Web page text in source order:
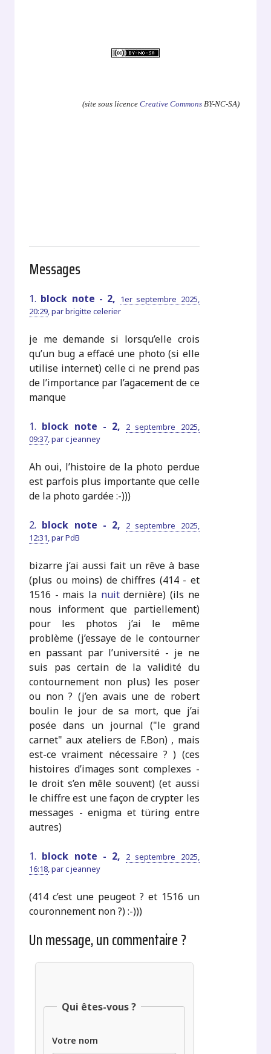
(site sous licence Creative CommonsBY-NC-SA)
Messages
1. block note - 2, 1er septembre 2025,
20:29,parbrigitte celerier
je me demande si lorsqu’elle crois
qu’un bug a effacé une photo (si elle
utilise internet) celle ci ne prend pas
de l’importance par l’agacement de ce
manque
1. block note - 2,
2 septembre 2025,
09:37,parc jeanney
Ah oui, l’histoire de la photo perdue
est parfois plus importante que celle
de la photo gardée :-)))
2. block note - 2,
2 septembre 2025,
12:31,parPdB
bizarre j’ai aussi fait un rêve à base
(plus ou moins) de chiffres (414 - et
1516 - mais la nuitdernière) (ils ne
nous informent que partiellement)
pour les photos j’ai le même
problème (j’essaye de le contourner
en passant par l’université - je ne
suis pas certain de la validité du
contournement non plus) les poser
ou non ? (j’en avais une de robert
boulin le jour de sa mort, que j’ai
posée dans un journal ("le grand
carnet" aux ateliers de F.Bon) , mais
est-ce vraiment nécessaire ? ) (ces
histoires d’images sont complexes -
le droit s’en mêle souvent) (et aussi
le chiffre est une façon de crypter les
messages - enigma et türing entre
autres)
1. block note - 2,
2 septembre 2025,
16:18,parc jeanney
(414 c’est une peugeot ? et 1516 un
couronnement non ?) :-)))
Un message, un commentaire ?
Qui êtes-vous ?
Votre nom